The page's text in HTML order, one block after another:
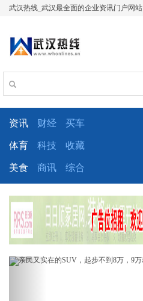
武汉热线_武汉最全面的企业资讯门户网站
资讯 财经 买车
体育 科技 收藏
美食 商讯 综合
Previous